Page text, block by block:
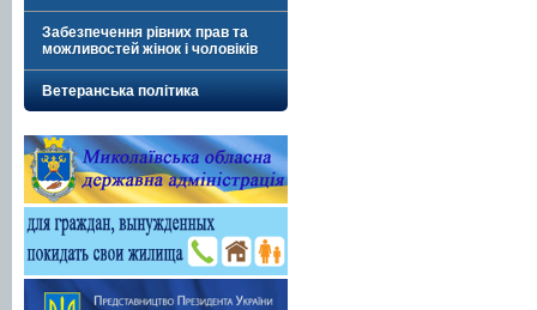
Забезпечення рівних прав та
можливостей жінок і чоловіків
Ветеранська політика